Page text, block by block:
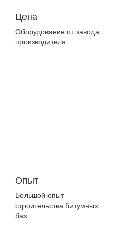
Цена
Оборудование от завода
производителя
Опыт
Большой опыт
строительства битумных
баз